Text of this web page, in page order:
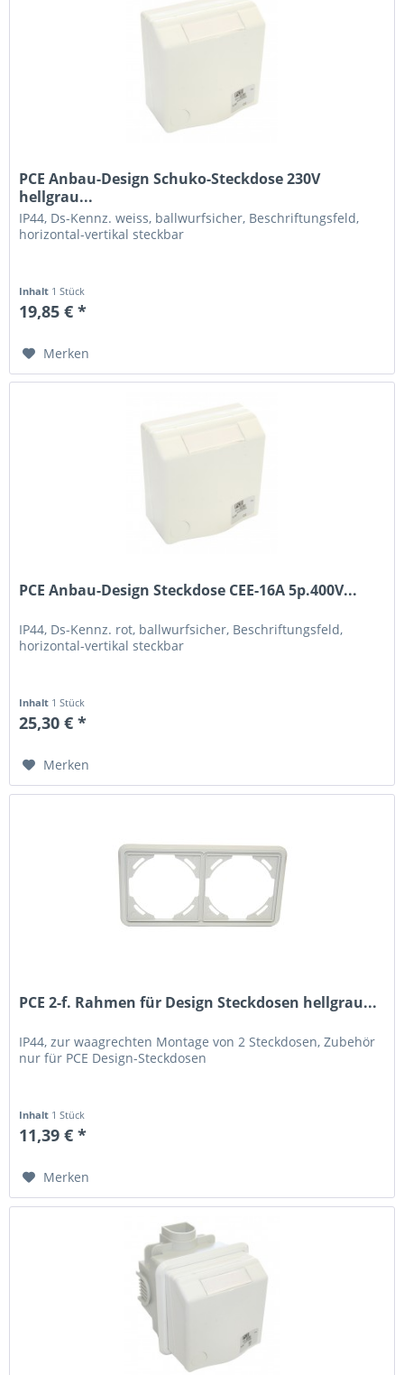
PCE Anbau-Design Schuko-Steckdose 230V
hellgrau...
IP44, Ds-Kennz. weiss, ballwurfsicher, Beschriftungsfeld,
horizontal-vertikal steckbar
Inhalt 1 Stück
19,85 € *
Merken
PCE Anbau-Design Steckdose CEE-16A 5p.400V...
IP44, Ds-Kennz. rot, ballwurfsicher, Beschriftungsfeld,
horizontal-vertikal steckbar
Inhalt 1 Stück
25,30 € *
Merken
PCE 2-f. Rahmen für Design Steckdosen hellgrau...
IP44, zur waagrechten Montage von 2 Steckdosen, Zubehör
nur für PCE Design-Steckdosen
Inhalt 1 Stück
11,39 € *
Merken